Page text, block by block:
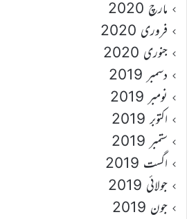
مارچ 2020
فروری 2020
جنوری 2020
دسمبر 2019
نومبر 2019
اکتوبر 2019
ستمبر 2019
اگست 2019
جولائی 2019
جون 2019